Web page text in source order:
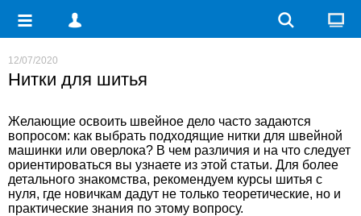
12/07/2020
Нитки для шитья
Желающие освоить швейное дело часто задаются
вопросом: как выбрать подходящие нитки для швейной
машинки или оверлока? В чем различия и на что следует
ориентироваться вы узнаете из этой статьи. Для более
детального знакомства, рекомендуем курсы шитья с
нуля, где новичкам дадут не только теоретические, но и
практические знания по этому вопросу.